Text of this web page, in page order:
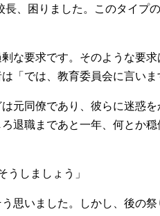
長、困りました。このタイプ
な要求です。そのような要
「では、教育委員会に言いま
元同僚であり、彼らに迷惑
退職まであと一年、何とか
うしましょう」
思いました。しかし、後の祭